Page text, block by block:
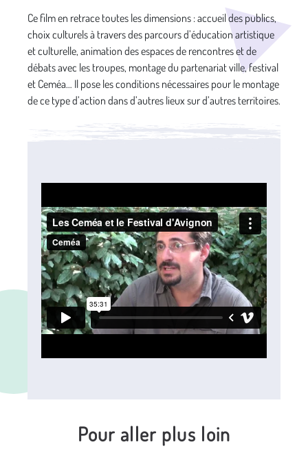
Ce film en retrace toutes les dimensions : accueil des publics,
choix culturels à travers des parcours d’éducation artistique
et culturelle, animation des espaces de rencontres et de
débats avec les troupes, montage du partenariat ville, festival
et Ceméa… Il pose les conditions nécessaires pour le montage
de ce type d’action dans d’autres lieux sur d’autres territoires.
Pour aller plus loin